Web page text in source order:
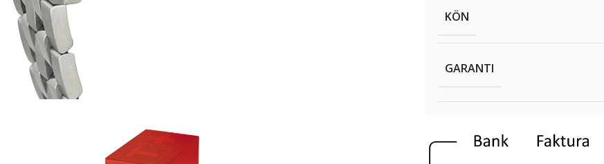
KÖN
GARANTI